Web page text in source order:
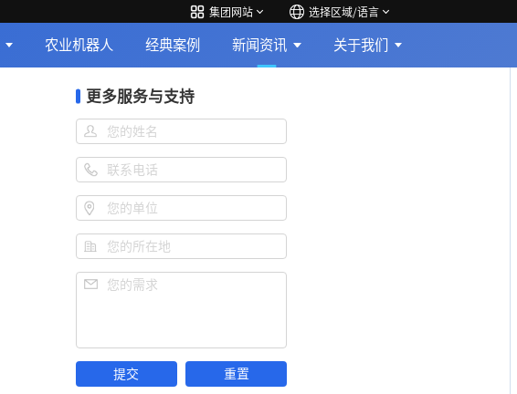
集团网站 选择区域/语言
农业机器人 经典案例 新闻资讯 关于我们
更多服务与支持
您的姓名
联系电话
您的单位
您的所在地
您的需求